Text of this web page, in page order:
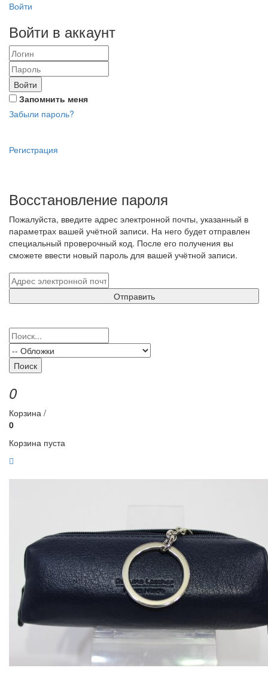
Войти
Войти в аккаунт
Войти
Запомнить меня
Забыли пароль?
Регистрация
Восстановление пароля
Пожалуйста, введите адрес электронной почты, указанный в
параметрах вашей учётной записи. На него будет отправлен
специальный проверочный код. После его получения вы
сможете ввести новый пароль для вашей учётной записи.
Отправить
Поиск
0
Корзина /
0
Корзина пуста